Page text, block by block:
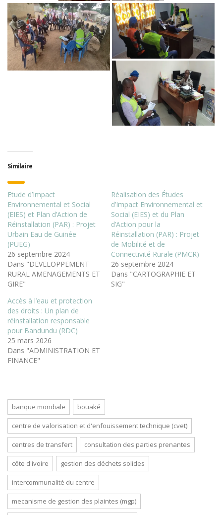
Similaire
Etude d’Impact
Environnemental et Social
(EIES) et Plan d’Action de
Réinstallation (PAR) : Projet
Urbain Eau de Guinée
(PUEG)
26 septembre 2024
Dans "DEVELOPPEMENT
RURAL AMENAGEMENTS ET
GIRE"
Réalisation des Études
d’Impact Environnemental et
Social (EIES) et du Plan
d’Action pour la
Réinstallation (PAR) : Projet
de Mobilité et de
Connectivité Rurale (PMCR)
26 septembre 2024
Dans "CARTOGRAPHIE ET
SIG"
Accès à l’eau et protection
des droits : Un plan de
réinstallation responsable
pour Bandundu (RDC)
25 mars 2026
Dans "ADMINISTRATION ET
FINANCE"
banque mondiale bouaké
centre de valorisation et d'enfouissement technique (cvet)
centres de transfert consultation des parties prenantes
côte d'ivoire gestion des déchets solides
intercommunalité du centre
mecanisme de gestion des plaintes (mgp)